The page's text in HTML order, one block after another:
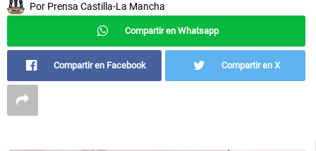
Por Prensa Castilla-La Mancha
Compartir en Whatsapp
Compartir en Facebook Compartir en X